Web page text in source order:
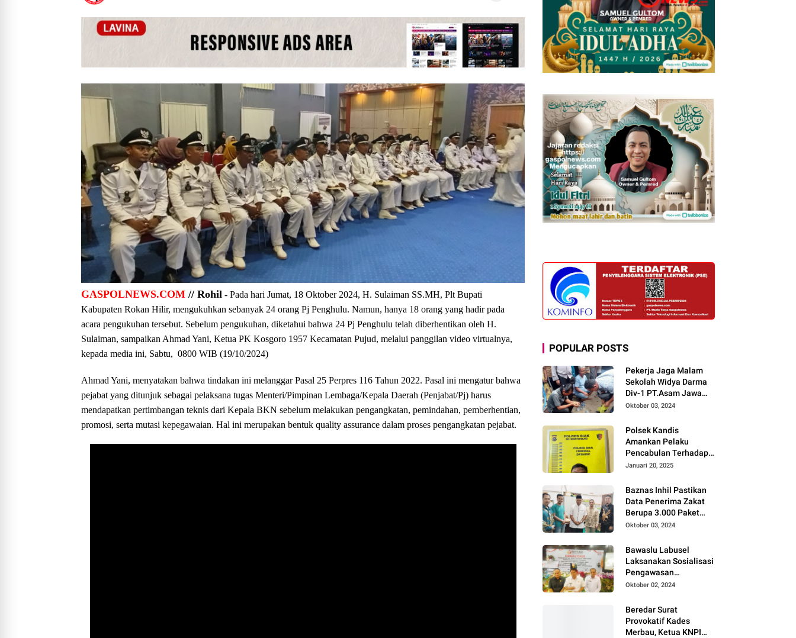
GASPOLNEWS.COM // Rohil - Pada hari Jumat, 18 Oktober 2024, H. Sulaiman SS.MH, Plt Bupati
Kabupaten Rokan Hilir, mengukuhkan sebanyak 24 orang Pj Penghulu. Namun, hanya 18 orang yang hadir pada
acara pengukuhan tersebut. Sebelum pengukuhan, diketahui bahwa 24 Pj Penghulu telah diberhentikan oleh H.
Sulaiman, sampaikan Ahmad Yani, Ketua PK Kosgoro 1957 Kecamatan Pujud, melalui panggilan video virtualnya,
kepada media ini, Sabtu, 0800 WIB (19/10/2024)
Ahmad Yani, menyatakan bahwa tindakan ini melanggar Pasal 25 Perpres 116 Tahun 2022. Pasal ini mengatur bahwa
pejabat yang ditunjuk sebagai pelaksana tugas Menteri/Pimpinan Lembaga/Kepala Daerah (Penjabat/Pj) harus
mendapatkan pertimbangan teknis dari Kepala BKN sebelum melakukan pengangkatan, pemindahan, pemberhentian,
promosi, serta mutasi kepegawaian. Hal ini merupakan bentuk quality assurance dalam proses pengangkatan pejabat.
POPULAR POSTS
Pekerja Jaga Malam
Sekolah Widya Darma
Div-1 PT.Asam Jawa
Todongkan Senpi
Sumberjo
Oktober 03, 2024
Polsek Kandis
Amankan Pelaku
Pencabulan Terhadap
Dua Anak Kakak-
Gereja
Januari 20, 2025
Baznas Inhil Pastikan
Data Penerima Zakat
Berupa 3.000 Paket
Premium Boxs Sudah
Oktober 03, 2024
Bawaslu Labusel
Laksanakan Sosialisasi
Pengawasan
Partisipatif kepada
Pemuda Dan Agama
Pada pilkada Serentak
2024
Oktober 02, 2024
Beredar Surat
Provokatif Kades
Merbau, Ketua KNPI